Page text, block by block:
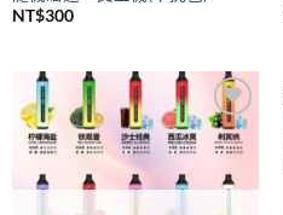
NT$300
Add to
wishlist